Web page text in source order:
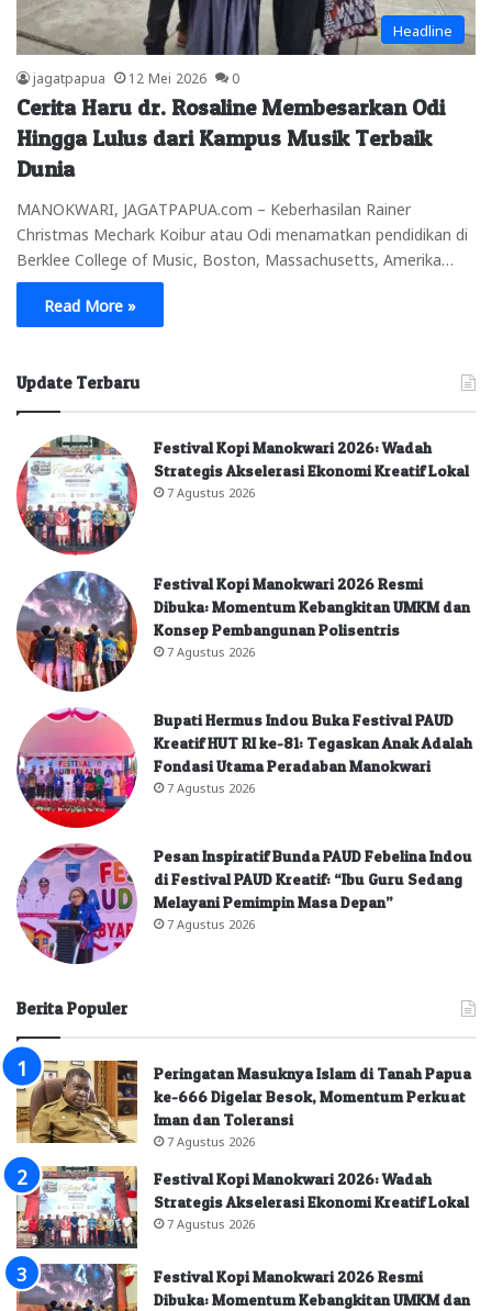
Headline
jagatpapua 12 Mei 2026 0
Cerita Haru dr. Rosaline Membesarkan Odi
Hingga Lulus dari Kampus Musik Terbaik
Dunia
MANOKWARI, JAGATPAPUA.com – Keberhasilan Rainer
Christmas Mechark Koibur atau Odi menamatkan pendidikan di
Berklee College of Music, Boston, Massachusetts, Amerika…
Read More »
Update Terbaru
Festival Kopi Manokwari 2026: Wadah
Strategis Akselerasi Ekonomi Kreatif Lokal
7 Agustus 2026
Festival Kopi Manokwari 2026 Resmi
Dibuka: Momentum Kebangkitan UMKM dan
Konsep Pembangunan Polisentris
7 Agustus 2026
Bupati Hermus Indou Buka Festival PAUD
Kreatif HUT RI ke-81: Tegaskan Anak Adalah
Fondasi Utama Peradaban Manokwari
7 Agustus 2026
Pesan Inspiratif Bunda PAUD Febelina Indou
di Festival PAUD Kreatif: “Ibu Guru Sedang
Melayani Pemimpin Masa Depan”
7 Agustus 2026
Berita Populer
Peringatan Masuknya Islam di Tanah Papua
ke-666 Digelar Besok, Momentum Perkuat
Iman dan Toleransi
7 Agustus 2026
Festival Kopi Manokwari 2026: Wadah
Strategis Akselerasi Ekonomi Kreatif Lokal
7 Agustus 2026
Festival Kopi Manokwari 2026 Resmi
Dibuka: Momentum Kebangkitan UMKM dan